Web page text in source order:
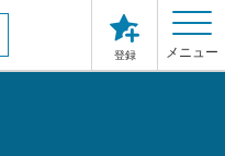
登録 メニュー